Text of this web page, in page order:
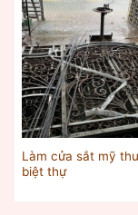
Làm cửa sắt mỹ
biệt thự